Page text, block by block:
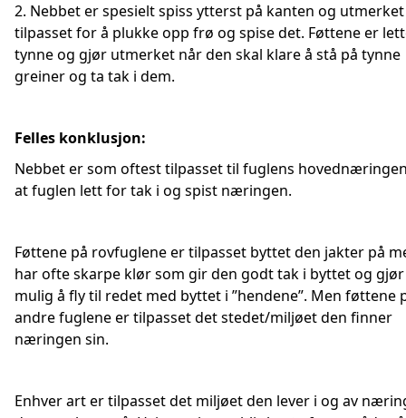
2. Nebbet er spesielt spiss ytterst på kanten og utmerket
tilpasset for å plukke opp frø og spise det. Føttene er
tynne og gjør utmerket når den skal klare å stå på tynne
greiner og ta tak i dem.
Felles konklusjon:
Nebbet er som oftest tilpasset til fuglens
at fuglen lett for tak i og spist næringen.
Føttene på rovfuglene er tilpasset byttet den jakter på
har ofte skarpe klør som gir den godt tak i byttet og
mulig å fly til redet med byttet i ”hendene”. Men føttene
andre fuglene er tilpasset det stedet/miljøet den finner
næringen sin.
Enhver art er tilpasset det miljøet den lever i og av